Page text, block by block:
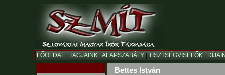
FŐOLDAL TAGJAINK ALAPSZABÁLY TISZTSÉGVISELŐK
Bettes István